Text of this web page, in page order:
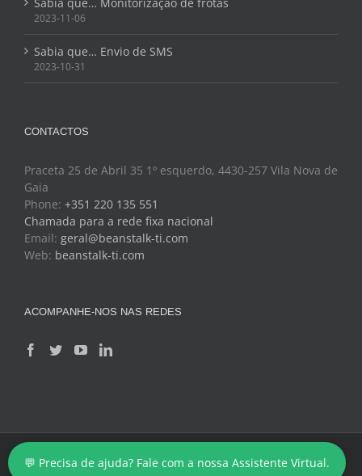
2023-11-06
Sabia que… Envio de SMS
2023-10-31
CONTACTOS
Praceta 25 de Abril 35 1º esquerdo, 4430-257 Vila Nova de
Gaia
Phone: +351 220 135 551
Chamada para a rede fixa nacional
Email: geral@beanstalk-ti.com
Web: beanstalk-ti.com
ACOMPANHE-NOS NAS REDES
Copyright 2024 - BeanStalk - Tecnologias de Informação
Facebook
TwitterYouTubeLinkedIn
💬 Precisa de ajuda? Fale com a nossa Assistente Virtual.